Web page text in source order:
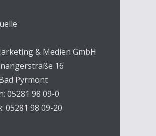
& Medien GmbH
16
Pyrmont
05281 98 09-0
05281 98 09-20